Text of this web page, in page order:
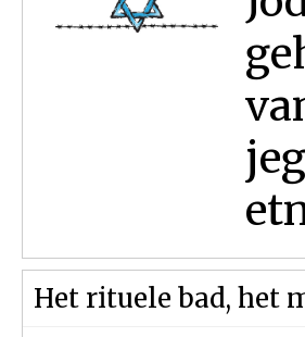
Het rituele bad, het